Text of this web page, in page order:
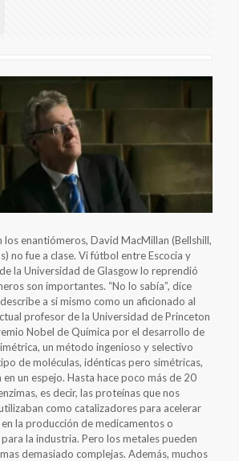
los enantiómeros, David MacMillan (Bellshill,
no fue a clase. Vi fútbol entre Escocia y
la Universidad de Glasgow lo reprendió
son importantes. “No lo sabía”, dice
a sí mismo como un aficionado al
profesor de la Universidad de Princeton
Nobel de Química por el desarrollo de
un método ingenioso y selectivo
de moléculas, idénticas pero simétricas,
en un espejo. Hasta hace poco más de 20
es decir, las proteínas que nos
como catalizadores para acelerar
la producción de medicamentos o
la industria. Pero los metales pueden
demasiado complejas. Además, muchos